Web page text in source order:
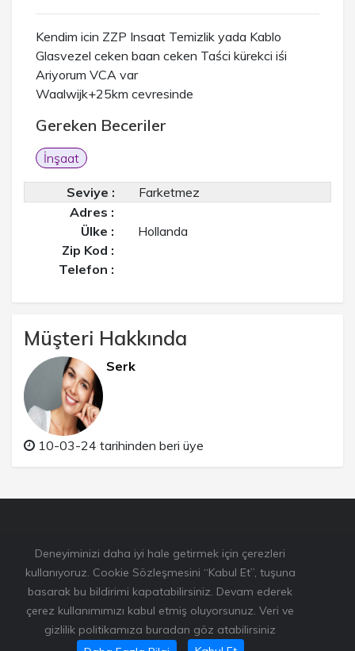
Deneyiminizi daha iyi hale getirmek için çerezleri
kullanıyoruz. Cookie Sözleşmesini “Kabul Et”, tuşuna
basarak bu bildirimi kapatabilirsiniz. Devam ederek
çerez kullanımımızı kabul etmiş oluyorsunuz. Veri ve
gizlilik politikamıza buradan göz atabilirsiniz
Kendim icin ZZP Insaat Temizlik yada Kablo
Glasvezel ceken baan ceken Taści kürekci iśi
Ariyorum VCA var
Waalwijk+25km cevresinde
Gereken Beceriler
İnşaat
Seviye :
Farketmez
Adres :
Ülke :
Hollanda
Zip Kod :
Telefon :
Müşteri Hakkında
Serk
10-03-24 tarihinden beri üye
Bu sitede kullanılan resimlerden bazılarıwww.unsplash.com